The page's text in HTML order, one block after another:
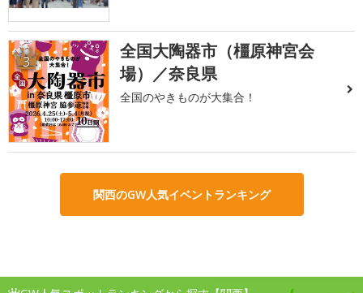
3
全国大陶器市（橿原神宮会
場）／奈良県
全国のやきものが大集合！
関西のGW人気イベントランキング